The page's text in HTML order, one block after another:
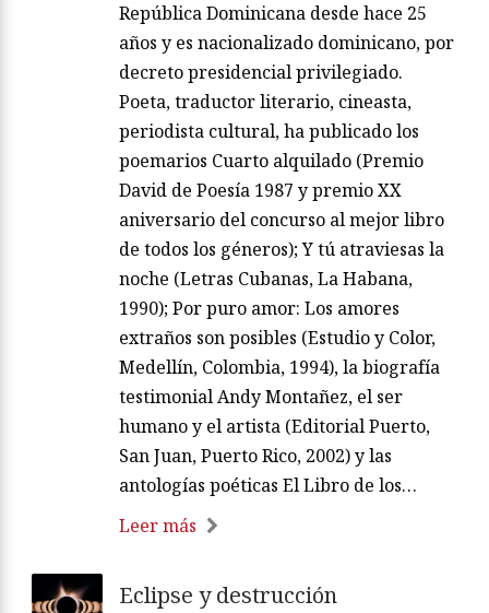
República Dominicana desde hace 25
años y es nacionalizado dominicano, por
decreto presidencial privilegiado.
Poeta, traductor literario, cineasta,
periodista cultural, ha publicado los
poemarios Cuarto alquilado (Premio
David de Poesía 1987 y premio XX
aniversario del concurso al mejor libro
de todos los géneros); Y tú atraviesas la
noche (Letras Cubanas, La Habana,
1990); Por puro amor: Los amores
extraños son posibles (Estudio y Color,
Medellín, Colombia, 1994), la biografía
testimonial Andy Montañez, el ser
humano y el artista (Editorial Puerto,
San Juan, Puerto Rico, 2002) y las
antologías poéticas El Libro de los…
Leer más
Eclipse y destrucción